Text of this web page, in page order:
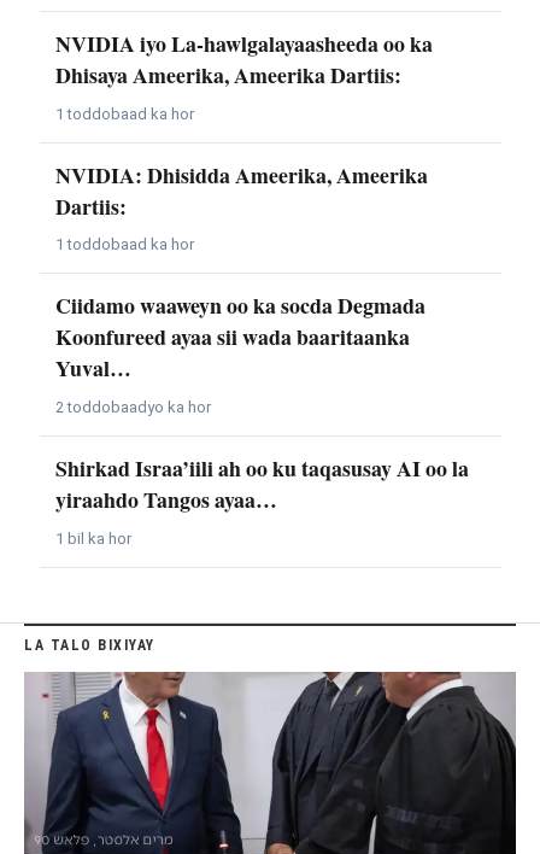
NVIDIA iyo La-hawlgalayaasheeda oo ka
Dhisaya Ameerika, Ameerika Dartiis:
1 toddobaad ka hor
NVIDIA: Dhisidda Ameerika, Ameerika
Dartiis:
1 toddobaad ka hor
Ciidamo waaweyn oo ka socda Degmada
Koonfureed ayaa sii wada baaritaanka
Yuval…
2 toddobaadyo ka hor
Shirkad Israa’iili ah oo ku taqasusay AI oo la
yiraahdo Tangos ayaa…
1 bil ka hor
LA TALO BIXIYAY